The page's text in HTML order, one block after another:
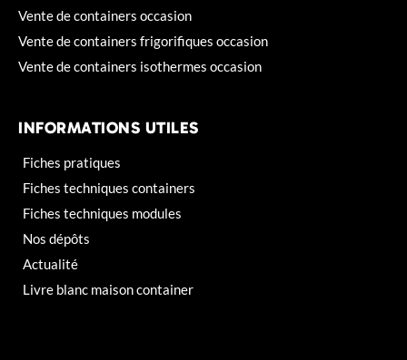
Vente de containers occasion
Vente de containers frigorifiques occasion
Vente de containers isothermes occasion
INFORMATIONS UTILES
Fiches pratiques
Fiches techniques containers
Fiches techniques modules
Nos dépôts
Actualité
Livre blanc maison container